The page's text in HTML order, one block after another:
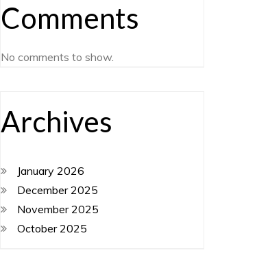
Comments
No comments to show.
Archives
January 2026
December 2025
November 2025
October 2025